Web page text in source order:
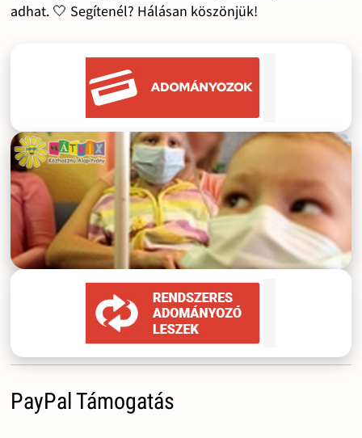
adhat. 🤍 Segítenél? Hálásan köszönjük!
PayPal Támogatás